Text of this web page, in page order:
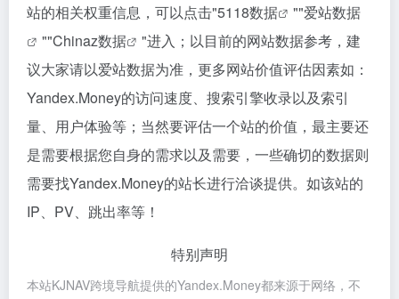
站的相关权重信息，可以点击"5118数据 ""爱站数据
""Chinaz数据
"进入；以目前的网站数据参考，建
议大家请以爱站数据为准，更多网站价值评估因素如：
Yandex.Money的访问速度、搜索引擎收录以及索引
量、用户体验等；当然要评估一个站的价值，最主要还
是需要根据您自身的需求以及需要，一些确切的数据则
需要找Yandex.Money的站长进行洽谈提供。如该站的
IP、PV、跳出率等！
特别声明
本站KJNAV跨境导航提供的Yandex.Money都来源于网络，不